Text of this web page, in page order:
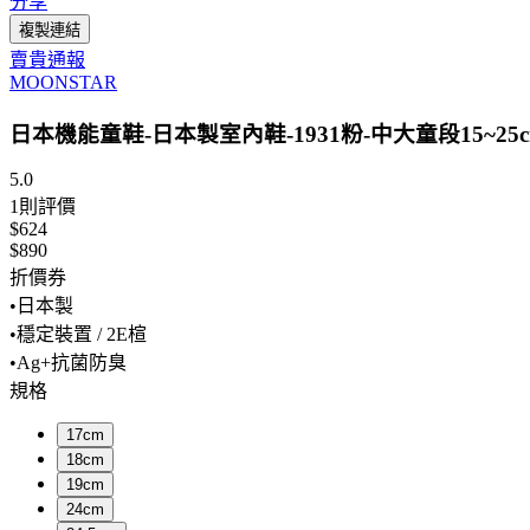
複製連結
賣貴通報
MOONSTAR
日本機能童鞋-日本製室內鞋-1931粉-中大童段
5.0
1則評價
$624
$890
折價券
•日本製
•穩定裝置 / 2E楦
•Ag+抗菌防臭
規格
17cm
18cm
19cm
24cm